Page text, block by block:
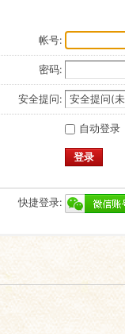
帐号:
密码:
安全提问:
自动登录
登录
快捷登录: